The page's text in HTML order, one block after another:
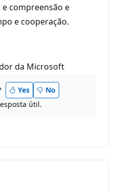
compreensão e
e cooperação.
da Microsoft
Yes
No
útil.